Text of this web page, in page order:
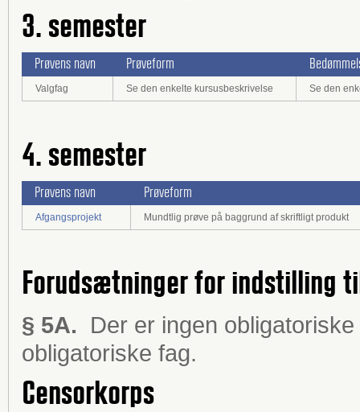
3. semester
Prøvens navn Prøveform
Valgfag Se den enkelte kursusbeskrivelse Se den
4. semester
Prøvens navn Prøveform
Afgangsprojekt Mundtlig prøve på baggrund af skriftligt produkt
Forudsætninger for indstilling
§ 5A.
Der er ingen
obligatoriske fag.
Censorkorps